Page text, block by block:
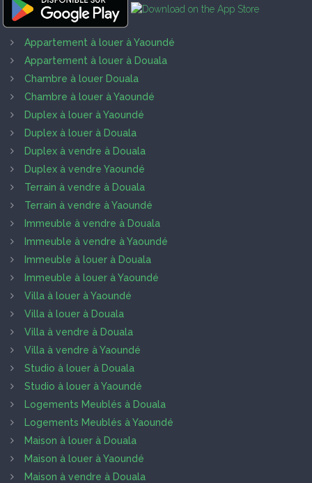
Appartement à louer à Yaoundé
Appartement à louer à Douala
Chambre à louer Douala
Chambre à louer à Yaoundé
Duplex à louer à Yaoundé
Duplex à louer à Douala
Duplex à vendre à Douala
Duplex à vendre Yaoundé
Terrain à vendre à Douala
Terrain à vendre à Yaoundé
Immeuble à vendre à Douala
Immeuble à vendre à Yaoundé
Immeuble à louer à Douala
Immeuble à louer à Yaoundé
Villa à louer à Yaoundé
Villa à louer à Douala
Villa à vendre à Douala
Villa à vendre à Yaoundé
Studio à louer à Douala
Studio à louer à Yaoundé
Logements Meublés à Douala
Logements Meublés à Yaoundé
Maison à louer à Douala
Maison à louer à Yaoundé
Maison à vendre à Douala